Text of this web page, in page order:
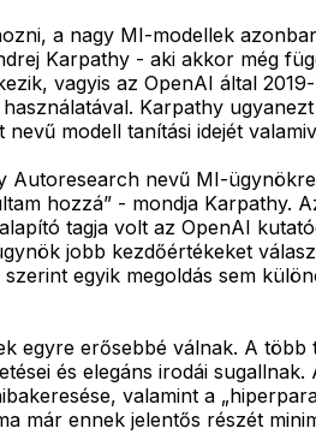
a nagy MI-modellek
Karpathy - aki akkor még
vagyis az OpenAI által
Karpathy
modell tanítási idejét
Autoresearch nevű MI-
hozzá” - mondja
tagja volt az OpenAI
jobb kezdőértékeket
egyik megoldás sem
egyre erősebbé válnak. A
és elegáns irodái
valamint a
már ennek jelentős részét